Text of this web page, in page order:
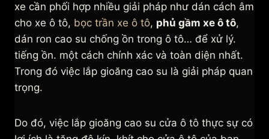
xe cần phối hợp nhiều giải pháp như dán cách âm
cho xe ô tô, bọc trần xe ô tô, phủ gầm xe ô tô,
dán ron cao su chống ồn trong ô tô… để xử lý.
tiếng ồn. một cách chính xác và toàn diện nhất.
Trong đó việc lắp gioăng cao su là giải pháp quan
trọng.
Do đó, việc lắp gioăng cao su cửa ô tô thực sự có